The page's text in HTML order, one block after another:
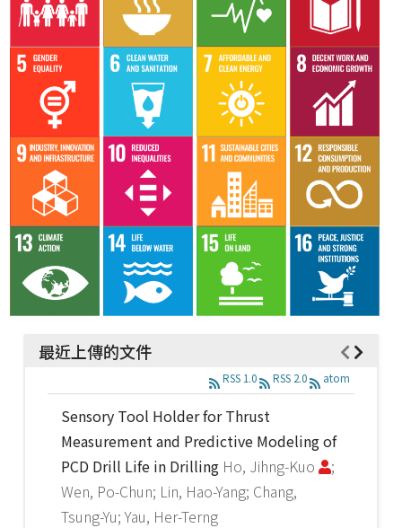
最近上傳的文件
RSS 1.0 RSS 2.0 atom
Sensory Tool Holder for Thrust
Measurement and Predictive Modeling of
PCD Drill Life in Drilling Ho, Jihng-Kuo
;
Wen, Po-Chun; Lin, Hao-Yang; Chang,
Tsung-Yu; Yau, Her-Terng